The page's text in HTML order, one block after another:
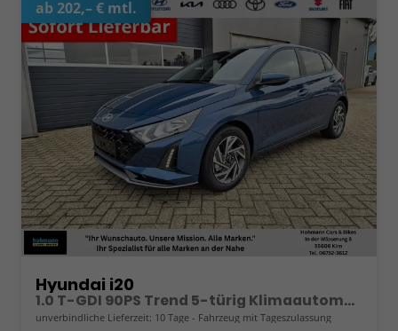
ab 202,– € mtl.
Hyundai i20
1.0 T-GDI 90PS Trend 5-türig Klimaautomatik Sitzheizung Lenkradheizung Rückf.Kamera PDC Apple CarPlay Android Auto Tempomat Touchscreen 16"LM
unverbindliche Lieferzeit: 10 Tage Fahrzeug mit Tageszulassung